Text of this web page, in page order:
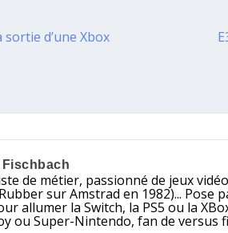
d’une Xbox
Fischbach
de métier, passionné de jeux
sur Amstrad en 1982)... Pose
allumer la Switch, la PS5 ou la
ou Super-Nintendo, fan de versus